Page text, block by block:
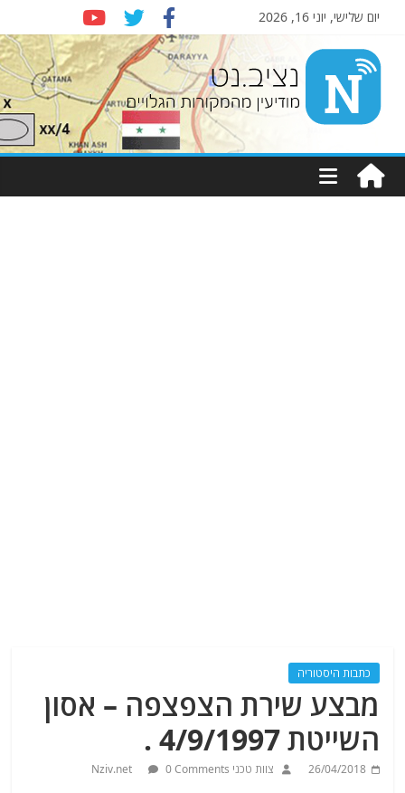
יום שלישי, יוני 16, 2026
Nziv.net
מודיעין
מהמקורות
כתבות היסטוריה
מבצע שירת הצפצפה – אסון
השייטת 4/9/1997 .
26/04/2018 צוות טכני Nziv.net 0 Comments